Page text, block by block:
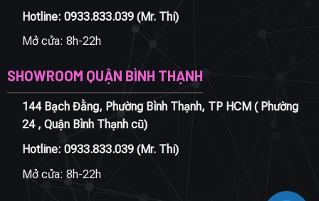
Hotline: 0933.833.039(Mr. Thi)
Mở cửa: 8h-22h
SHOWROOM QUẬN BÌNH THẠNH
144 Bạch Đằng, Phường Bình Thạnh, TP HCM ( Phường
24 , Quận Bình Thạnh cũ)
Hotline: 0933.833.039(Mr. Thi)
Mở cửa: 8h-22h